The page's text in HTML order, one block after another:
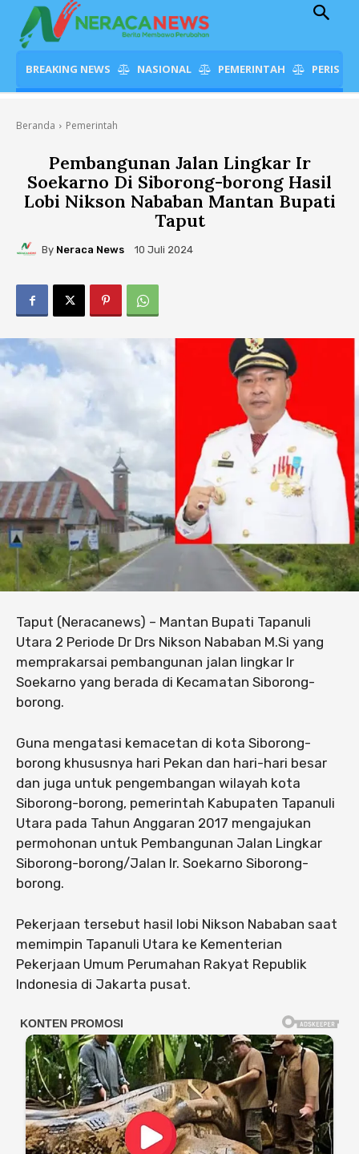
BREAKING NEWS NASIONAL PEMERINTAH
Beranda Pemerintah
Pembangunan Jalan Lingkar Ir
Soekarno Di Siborong-borong Hasil
Lobi Nikson Nababan Mantan Bupati
Taput
By Neraca News 10 Juli 2024
Taput (Neracanews) – Mantan Bupati Tapanuli
Utara 2 Periode Dr Drs Nikson Nababan M.Si yang
memprakarsai pembangunan jalan lingkar Ir
Soekarno yang berada di Kecamatan Siborong-
borong.
Guna mengatasi kemacetan di kota Siborong-
borong khususnya hari Pekan dan hari-hari besar
dan juga untuk pengembangan wilayah kota
Siborong-borong, pemerintah Kabupaten Tapanuli
Utara pada Tahun Anggaran 2017 mengajukan
permohonan untuk Pembangunan Jalan Lingkar
Siborong-borong/Jalan Ir. Soekarno Siborong-
borong.
Pekerjaan tersebut hasil lobi Nikson Nababan saat
memimpin Tapanuli Utara ke Kementerian
Pekerjaan Umum Perumahan Rakyat Republik
Indonesia di Jakarta pusat.